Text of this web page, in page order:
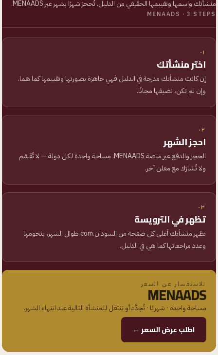
منشأتك واسمها وتقييمها الحقيقي من الدليل. تُحجز شهرًا بشهر عبر MENAADS.
MENAADS · 3 STEPS
٠١
اختر منشأتك
إن كانت منشأتك مدرجة في الدليل فهي جاهزة بصورتها وتقييمها كما هما.
وإن لم تكن، نضيفها مجانًا.
٠٢
احجز الشهر
الحجز والدفع عبر منصة MENAADS. مساحة واحدة لكل دولة — لا تُقسَّم
ولا تُشارَك مع معلن آخر.
٠٣
تظهر في الترويسة
تظهر منشأتك أعلى كل صفحة من السودان.com
طوال الشهر، بنجومها
وعدد مراجعاتها كما هي في الدليل.
للاستفسار عن السعر
MENAADS
مساحة واحدة · شهريًا · تُجدَّد أو تنتقل للمنشأة التالية عند انتهاء الشهر.
اطلب عرض السعر ←